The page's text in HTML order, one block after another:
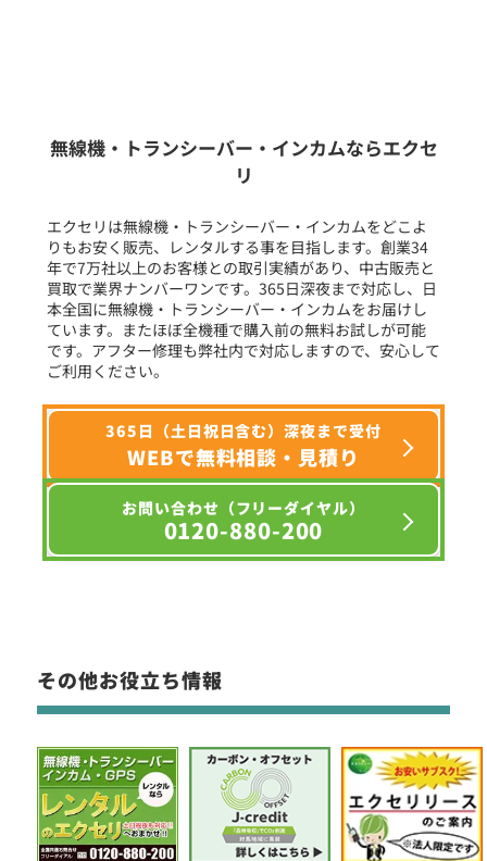
フリーワード入力(製品名等)
選択条件をリセット
無線機・トランシーバー・インカムならエクセ
リ
エクセリは無線機・トランシーバー・インカムをどこよ
りもお安く販売、レンタルする事を目指します。創業34
年で7万社以上のお客様との取引実績があり、中古販売と
買取で業界ナンバーワンです。365日深夜まで対応し、日
本全国に無線機・トランシーバー・インカムをお届けし
ています。またほぼ全機種で購入前の無料お試しが可能
です。アフター修理も弊社内で対応しますので、安心して
ご利用ください。
365日（土日祝日含む）深夜まで受付
WEBで無料相談・見積り
お問い合わせ（フリーダイヤル）
0120-880-200
その他お役立ち情報